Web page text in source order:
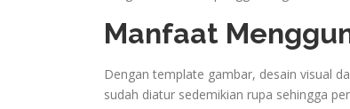
Manfaat
Dengan template gambar, desain visual
sudah diatur sedemikian rupa sehingga